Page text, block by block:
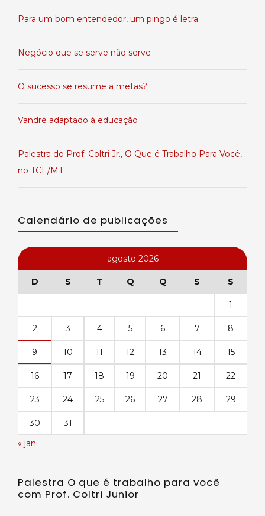
Para um bom entendedor, um pingo é letra
Negócio que se serve não serve
O sucesso se resume a metas?
Vandré adaptado à educação
Palestra do Prof. Coltri Jr., O Que é Trabalho Para Você,
no TCE/MT
Calendário de publicações
agosto 2026
D S T Q Q S S
1
2 3 4 5 6 7 8
9 10 11 12 13 14 15
16 17 18 19 20 21 22
23 24 25 26 27 28 29
30
31
« jan
Palestra O que é trabalho para você
com Prof. Coltri Junior